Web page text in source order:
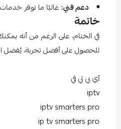
دعم فني: غالبًا ما توفر
خاتمة
في الختام، على الرغم من أنه
للحصول على أفضل تجربة، يُفضل
آي بي تي في
iptv
iptv smarters pro
ip tv smarters pro